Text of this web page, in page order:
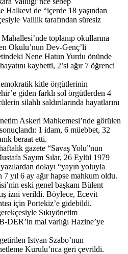
Halkevi de “içerde 18 yaşından
Valilik tarafından süresiz
toplanıp okullarına
Okulu’nun Dev-Genç’li
Nene Hatun Yurdu önünde
kaybetti, 2’si ağır 7 öğrenci
kitle örgütlerinin
giden farklı sol örgütlerden 4
silahlı saldırılarında hayatlarını
Askeri Mahkemesi’nde görülen
1 idam, 6 müebbet, 32
beraat etti.
gazete “Savaş Yolu”nun
Sayım Sılar, 26 Eylül 1979
dolayı “yayın yoluyla
7 yıl 6 ay ağır hapse mahkum oldu.
eski genel başkanı Bülent
izni verildi. Böylece, Ecevit
için Portekiz’e gidebildi.
Sıkıyönetim
DER’in mal varlığı Hazine’ye
Istvan Szabo’nun
Kurulu’nca geri çevrildi.